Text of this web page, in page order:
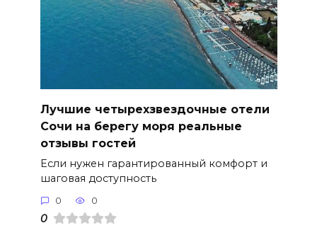
Лучшие четырехзвездочные отели
Сочи на берегу моря реальные
отзывы гостей
Если нужен гарантированный комфорт и
шаговая доступность
0 0
0